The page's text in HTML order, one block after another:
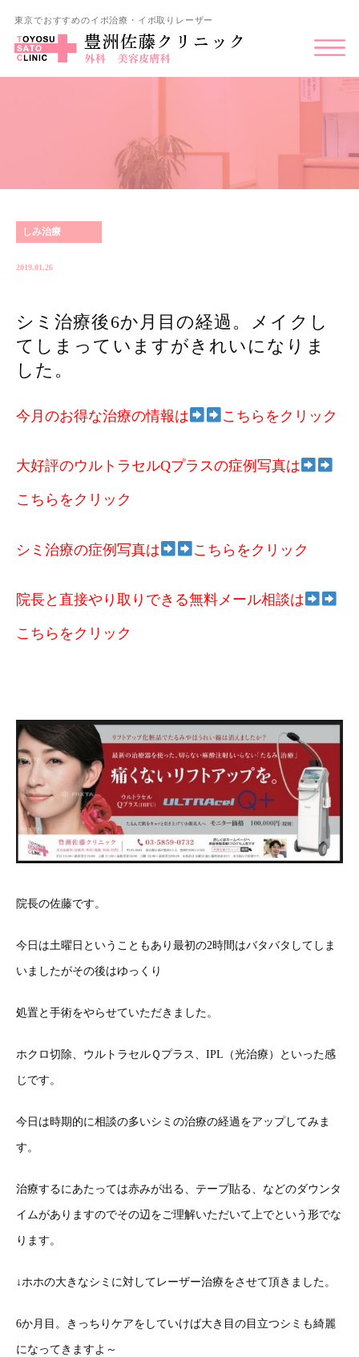
東京でおすすめのイボ治療・イボ取りレーザー
しみ治療
2019.01.26
シミ治療後6か月目の経過。メイクし
てしまっていますがきれいになりま
した。
今月のお得な治療の情報は こちらをクリック
大好評のウルトラセルQプラスの症例写真は
こちらをクリック
シミ治療の症例写真は こちらをクリック
院長と直接やり取りできる無料メール相談は
こちらをクリック
院長の佐藤です。
今日は土曜日ということもあり最初の2時間はバタバタしてしま
いましたがその後はゆっくり
処置と手術をやらせていただきました。
ホクロ切除、ウルトラセルＱプラス、IPL（光治療）といった感
じです。
今日は時期的に相談の多いシミの治療の経過をアップしてみま
す。
治療するにあたっては赤みが出る、テープ貼る、などのダウンタ
イムがありますのでその辺をご理解いただいて上でという形でな
ります。
↓ホホの大きなシミに対してレーザー治療をさせて頂きました。
6か月目。きっちりケアをしていけば大き目の目立つシミも綺麗
になってきますよ～